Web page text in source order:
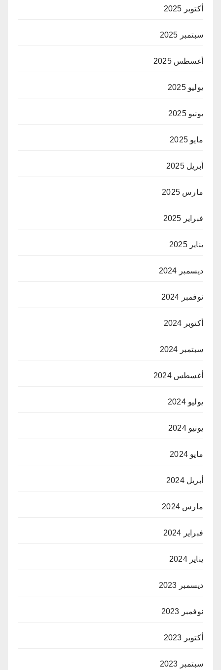
أكتوبر 2025
سبتمبر 2025
أغسطس 2025
يوليو 2025
يونيو 2025
مايو 2025
أبريل 2025
مارس 2025
فبراير 2025
يناير 2025
ديسمبر 2024
نوفمبر 2024
أكتوبر 2024
سبتمبر 2024
أغسطس 2024
يوليو 2024
يونيو 2024
مايو 2024
أبريل 2024
مارس 2024
فبراير 2024
يناير 2024
ديسمبر 2023
نوفمبر 2023
أكتوبر 2023
سبتمبر 2023